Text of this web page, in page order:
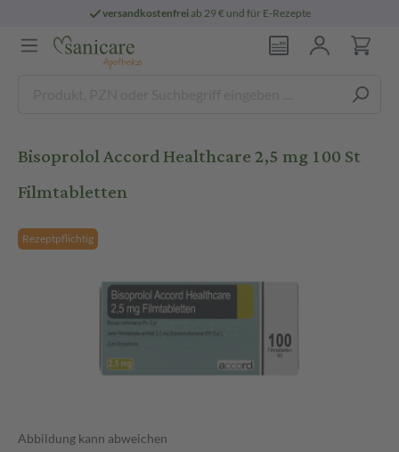
versandkostenfreiab 29 € und für E-Rezepte
Bisoprolol Accord Healthcare 2,5 mg 100 St
Filmtabletten
Rezeptpflichtig
Abbildung kann abweichen